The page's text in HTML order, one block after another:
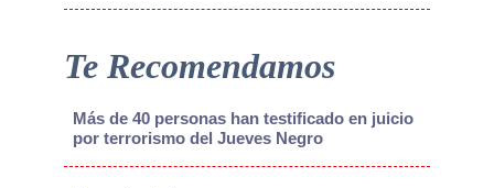
Te Recomendamos
Más de 40 personas han testificado en juicio
por terrorismo del Jueves Negro